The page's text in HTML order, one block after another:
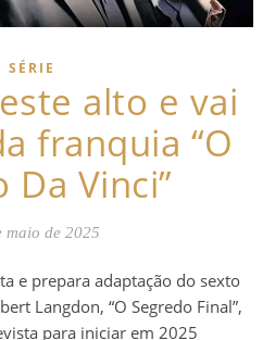
SÉRIE
alto e vai
franquia “O
Da Vinci”
maio de 2025
Langdon, “O Segredo Final”,
para iniciar em 2025